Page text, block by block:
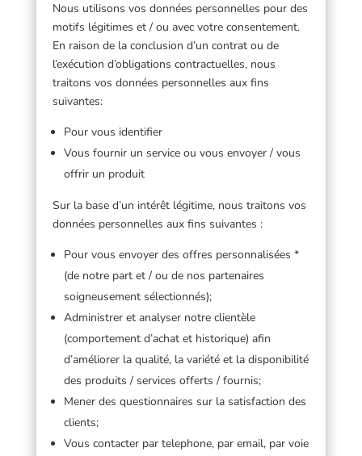
Nous utilisons vos données personnelles pour des
motifs légitimes et / ou avec votre consentement.
En raison de la conclusion d’un contrat ou de
l’exécution d’obligations contractuelles, nous
traitons vos données personnelles aux fins
suivantes:
Pour vous identifier
Vous fournir un service ou vous envoyer / vous
offrir un produit
Sur la base d’un intérêt légitime, nous traitons vos
données personnelles aux fins suivantes :
Pour vous envoyer des offres personnalisées *
(de notre part et / ou de nos partenaires
soigneusement sélectionnés);
Administrer et analyser notre clientèle
(comportement d’achat et historique) afin
d’améliorer la qualité, la variété et la disponibilité
des produits / services offerts / fournis;
Mener des questionnaires sur la satisfaction des
clients;
Vous contacter par telephone, par email, par voie